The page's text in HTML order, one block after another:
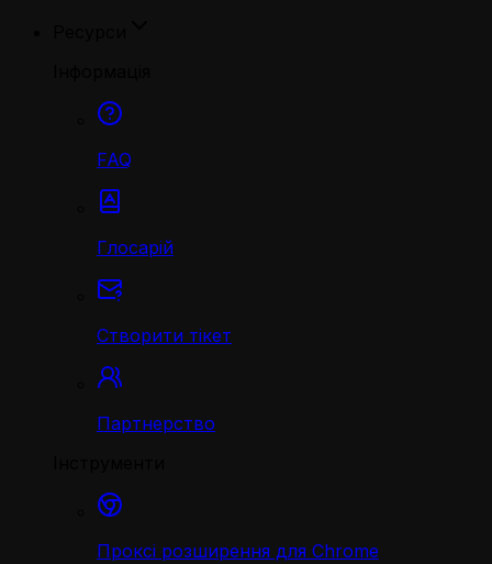
FAQ
Глосарій
Створити тікет
Партнерство
Проксі розширення для Chrome